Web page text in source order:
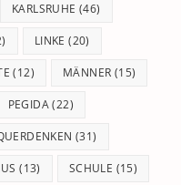
KARLSRUHE (46)
LINKE (20)
(12) MÄNNER (15)
PEGIDA(22)
(31)
(13) SCHULE (15)